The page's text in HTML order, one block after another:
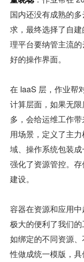
国内还没有成熟的
求，最终选择了自
理平台要纳管主流
好的操作界面。
在 IaaS 层，作业帮
计算层面，如果无
多，会给运维工作
用场景，定义了主
域、操作系统包装
强化了资源管控。
建设。
容器在资源和应用
极大的便利了我们
如绑定的不同资源
性做成统一模版，